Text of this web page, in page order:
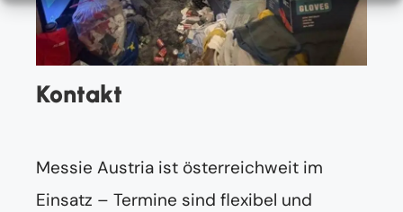
Kontakt
Messie Austria ist österreichweit im
Einsatz – Termine sind flexibel und